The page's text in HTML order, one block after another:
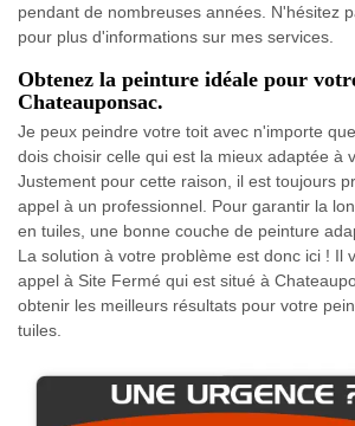
pendant de nombreuses années. N'hésitez
pour plus d'informations sur mes services.
Obtenez la peinture idéale pour
Chateauponsac.
Je peux peindre votre toit avec n'importe
dois choisir celle qui est la mieux adaptée à
Justement pour cette raison, il est toujours
appel à un professionnel. Pour garantir la
en tuiles, une bonne couche de peinture
La solution à votre problème est donc ici ! Il
appel à Site Fermé qui est situé à
obtenir les meilleurs résultats pour votre
tuiles.